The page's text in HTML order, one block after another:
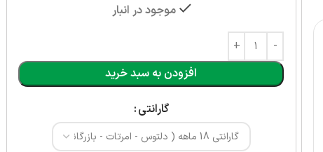
گارانتی
موجود در انبار
افزودن به سبد خرید